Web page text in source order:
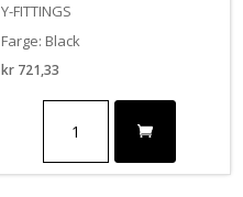
Y-FITTINGS
Farge: Black
kr721,33
Fitting,
Male